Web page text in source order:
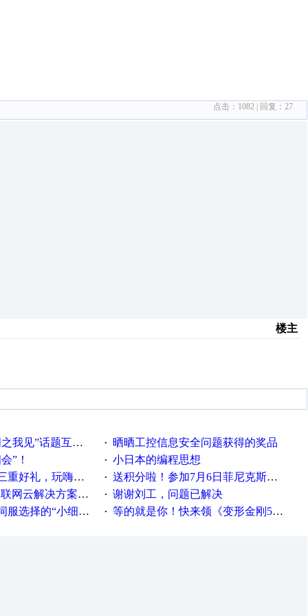
点击： 1082 | 回复： 27
楼主
互动获奖名单发布公告 ·
晒晒工控信息安全问题获得的奖品
”！
· 小日本的编程思想
礼，玩嗨夏日！
· 送积分啦！参加7月6日菲尼克斯在线研讨会即得
解决方案实践及应用
· 谢谢刘工，问题已解决
小细节大学问”奖励公告
· 等的就是你！快来领《变形金刚5》观影券